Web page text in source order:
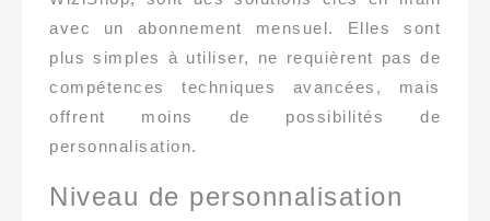
avec un abonnement mensuel. Elles sont
plus simples à utiliser, ne requièrent pas de
compétences techniques avancées, mais
offrent moins de possibilités de
personnalisation.
Niveau de personnalisation